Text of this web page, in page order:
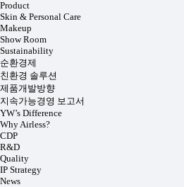
Product
Skin & Personal Care
Makeup
Show Room
Sustainability
순환경제
친환경 솔루션
제품개발방향
지속가능경영 보고서
YW’s Difference
Why Airless?
CDP
R&D
Quality
IP Strategy
News